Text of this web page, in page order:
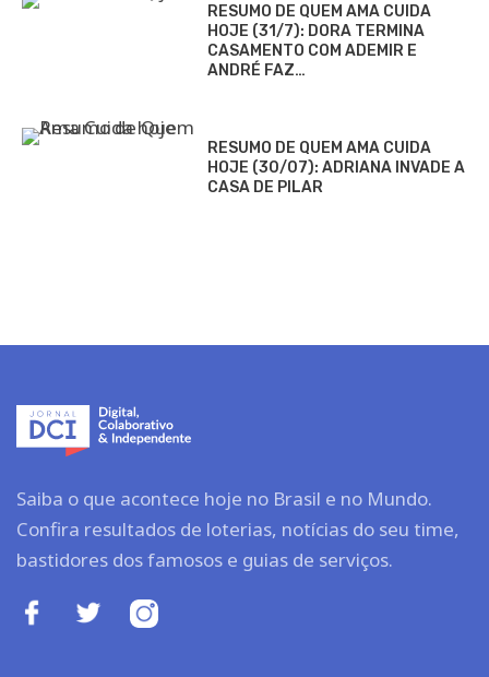
RESUMO DE QUEM AMA CUIDA
HOJE (31/7): DORA TERMINA
CASAMENTO COM ADEMIR E
ANDRÉ FAZ…
RESUMO DE QUEM AMA CUIDA
HOJE (30/07): ADRIANA INVADE A
CASA DE PILAR
Saiba o que acontece hoje no Brasil e no Mundo.
Confira resultados de loterias, notícias do seu time,
bastidores dos famosos e guias de serviços.